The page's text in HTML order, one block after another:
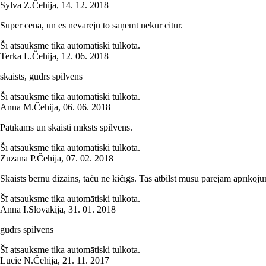
Sylva Z.Čehija, 14. 12. 2018
Super cena, un es nevarēju to saņemt nekur citur.
Šī atsauksme tika automātiski tulkota.
Terka L.Čehija, 12. 06. 2018
skaists, gudrs spilvens
Šī atsauksme tika automātiski tulkota.
Anna M.Čehija, 06. 06. 2018
Patīkams un skaisti mīksts spilvens.
Šī atsauksme tika automātiski tulkota.
Zuzana P.Čehija, 07. 02. 2018
Skaists bērnu dizains, taču ne kičīgs. Tas atbilst mūsu pārējam
Šī atsauksme tika automātiski tulkota.
Anna I.Slovākija, 31. 01. 2018
gudrs spilvens
Šī atsauksme tika automātiski tulkota.
Lucie N.Čehija, 21. 11. 2017